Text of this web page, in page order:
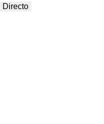
Directo